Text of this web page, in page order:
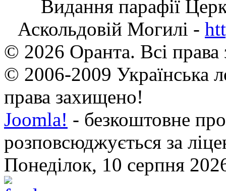
Видання парафії
Аскольдовій Могилі -
© 2026 Оранта. Всі
© 2006-2009 Українська
права захищено!
Joomla! - безкоштовне
розповсюджується за
Понеділок, 10 серпня